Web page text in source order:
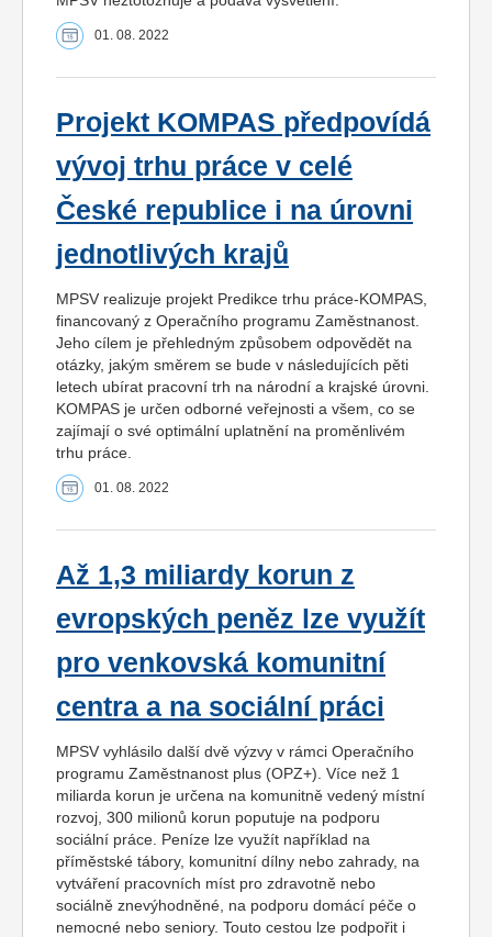
01. 08. 2022
Projekt KOMPAS předpovídá
vývoj trhu práce v celé
České republice i na úrovni
jednotlivých krajů
MPSV realizuje projekt Predikce trhu práce-KOMPAS,
financovaný z Operačního programu Zaměstnanost.
Jeho cílem je přehledným způsobem odpovědět na
otázky, jakým směrem se bude v následujících pěti
letech ubírat pracovní trh na národní a krajské úrovni.
KOMPAS je určen odborné veřejnosti a všem, co se
zajímají o své optimální uplatnění na proměnlivém
trhu práce.
01. 08. 2022
Až 1,3 miliardy korun z
evropských peněz lze využít
pro venkovská komunitní
centra a na sociální práci
MPSV vyhlásilo další dvě výzvy v rámci Operačního
programu Zaměstnanost plus (OPZ+). Více než 1
miliarda korun je určena na komunitně vedený místní
rozvoj, 300 milionů korun poputuje na podporu
sociální práce. Peníze lze využít například na
příměstské tábory, komunitní dílny nebo zahrady, na
vytváření pracovních míst pro zdravotně nebo
sociálně znevýhodněné, na podporu domácí péče o
nemocné nebo seniory. Touto cestou lze podpořit i